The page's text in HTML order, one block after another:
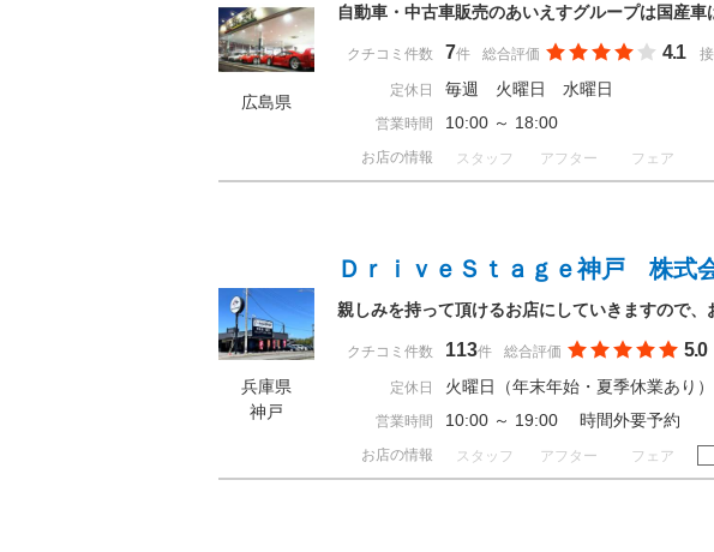
広島県
自動車・中古車販売のあいえすグループは国産
クチコミ件数 7件 総合評価 4.1
定休日 毎週 火曜日 水曜日
営業時間 10:00 ～ 18:00
お店の情報 スタッフ アフター フェア
兵庫県
神戸
ＤｒｉｖｅＳｔａｇｅ神戸 株式
親しみを持って頂けるお店にしていきますので
クチコミ件数 113件 総合評価 5.0
定休日 火曜日（年末年始・夏季休業あり
営業時間 10:00 ～ 19:00 時間外要予約
お店の情報 スタッフ アフター フェア